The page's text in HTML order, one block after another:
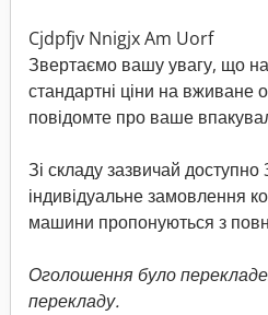
Cjdpfjv Nnigjx Am Uorf
Звертаємо вашу увагу, що
стандартні ціни на вживане
повідомте про ваше
Зі складу зазвичай
індивідуальне замовлення
машини пропонуються з
Оголошення було
перекладу.